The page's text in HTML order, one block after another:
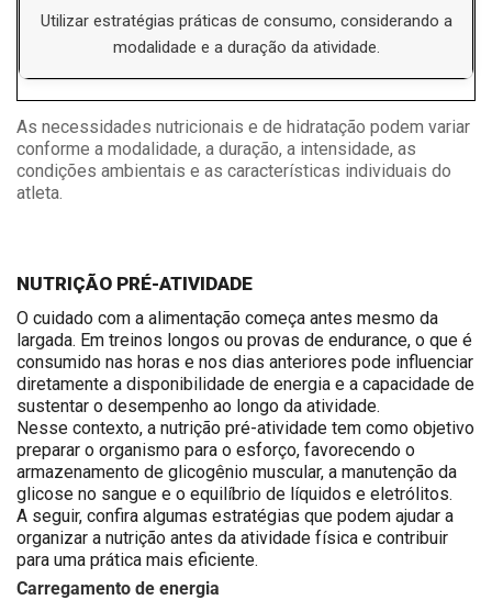
Utilizar estratégias práticas de consumo, considerando a
modalidade e a duração da atividade.
As necessidades nutricionais e de hidratação podem variar
conforme a modalidade, a duração, a intensidade, as
condições ambientais e as características individuais do
atleta.
NUTRIÇÃO PRÉ-ATIVIDADE
O cuidado com a alimentação começa antes mesmo da
largada. Em treinos longos ou provas de endurance, o que é
consumido nas horas e nos dias anteriores pode influenciar
diretamente a disponibilidade de energia e a capacidade de
sustentar o desempenho ao longo da atividade.
Nesse contexto, a nutrição pré-atividade tem como objetivo
preparar o organismo para o esforço, favorecendo o
armazenamento de glicogênio muscular, a manutenção da
glicose no sangue e o equilíbrio de líquidos e eletrólitos.
A seguir, confira algumas estratégias que podem ajudar a
organizar a nutrição antes da atividade física e contribuir
para uma prática mais eficiente.
Carregamento de energia